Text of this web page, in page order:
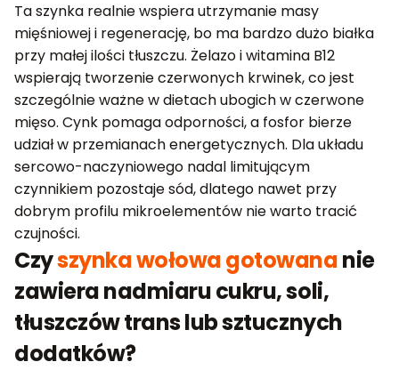
Ta szynka realnie wspiera utrzymanie masy
mięśniowej i regenerację, bo ma bardzo dużo białka
przy małej ilości tłuszczu. Żelazo i witamina B12
wspierają tworzenie czerwonych krwinek, co jest
szczególnie ważne w dietach ubogich w czerwone
mięso. Cynk pomaga odporności, a fosfor bierze
udział w przemianach energetycznych. Dla układu
sercowo-naczyniowego nadal limitującym
czynnikiem pozostaje sód, dlatego nawet przy
dobrym profilu mikroelementów nie warto tracić
czujności.
Czyszynka wołowa gotowananie
zawiera nadmiaru cukru, soli,
tłuszczów trans lub sztucznych
dodatków?